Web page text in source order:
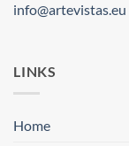
info@artevistas.eu
LINKS
Home